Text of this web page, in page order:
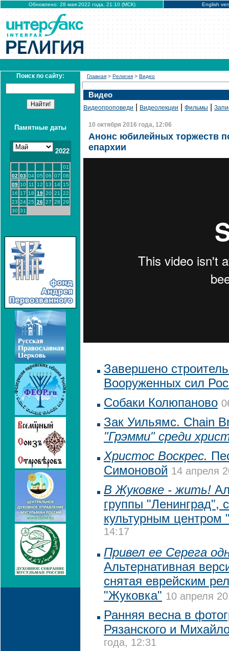
Обновлено: 28 мая 2022 года, 21:10 (МСК) English
Поиск по сайту:
Памятные даты
2022
01
02 03 04 05 06 07 08
09 10 11 12 13 14 15
16 17 18 19 20 21
22
23 24 25 26 27 28 29
30 31
Главная > Религия > Видео
Видео
Видеопроповеди Видеолекции Фильмы
10 октября 2016 года, 12:06
Анонс юбилейных торжеств
епархии
Завершено
Вооруженных сил
Собаки Колюпаново
Зак Уильямс. Chain
"Грэмми" среди
Христос Воскрес.
Симоновой 14 апреля
В Жуковке - жить!
группы "Ленинград",
культурным центром
14:17
Привел ее Серега
Альтернативная
снятая еврейским
"Жуковка" 10 апреля
Ранняя весна в
Рязанского и
года, 12:31